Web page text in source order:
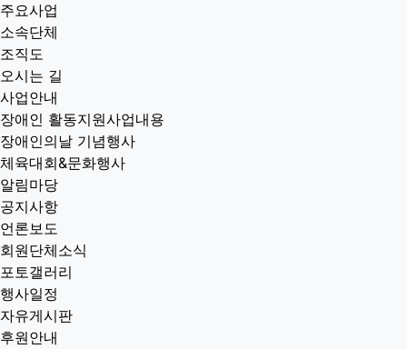
주요사업
소속단체
조직도
오시는 길
사업안내
장애인 활동지원사업내용
장애인의날 기념행사
체육대회&문화행사
알림마당
공지사항
언론보도
회원단체소식
포토갤러리
행사일정
자유게시판
후원안내